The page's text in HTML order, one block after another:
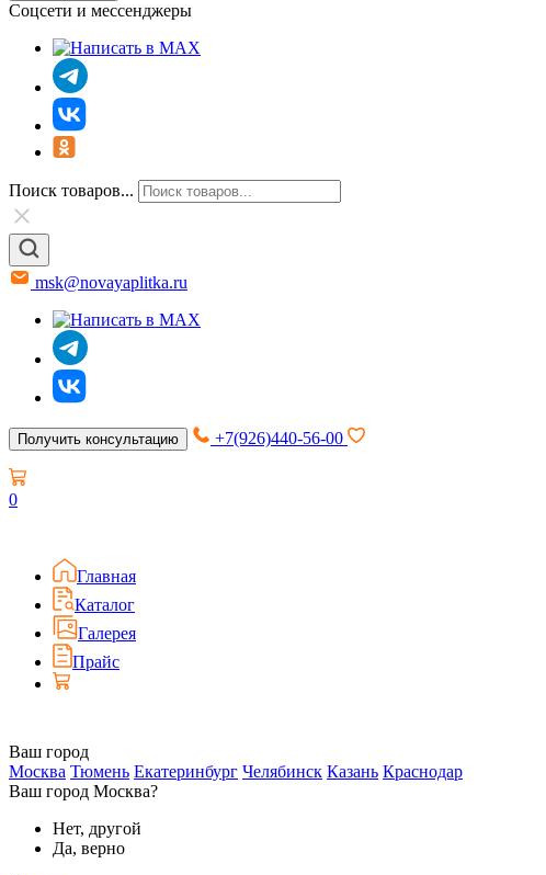
Соцсети и мессенджеры
Поиск товаров...
msk@novayaplitka.ru
Получить консультацию +7(926)440-56-00
0
Главная
Каталог
Галерея
Прайс
Ваш город
Москва Тюмень Екатеринбург Челябинск Казань Краснодар
Ваш город Москва?
Нет, другой
Да, верно